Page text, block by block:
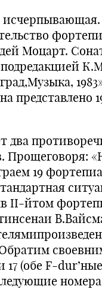
Моцарт.
представлено
два
Прощеговоря:
19
II-йтом
17 (обе F-